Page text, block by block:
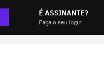
É ASSINANTE?
Faça o seu login